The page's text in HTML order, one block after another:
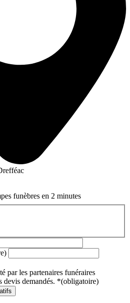
funèbres en 2 minutes
par les partenaires funéraires
devis demandés. *(obligatoire)